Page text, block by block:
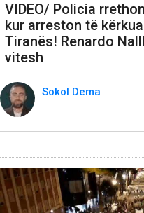
VIDEO/ Policia
kur arreston të
Tiranës! Renardo
vitesh
Sokol Dema